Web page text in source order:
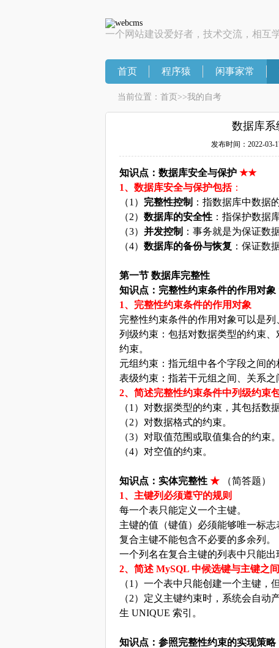
一个网站建设爱好者，技术交流，相互
首页 程序猿 闲事家常
当前位置： 首页 >>我的自考
数据库系
发布时间：2022-03-
知识点：数据库安全与保护 ★★
1、数据库安全与保护包括：
（1） 完整性控制 ：指数据库中数据
（2）数据库的安全性 ：指保护数据
（3）并发控制 ：事务就是为保证数
（4）数据库的备份与恢复 ：保证数
第一节数据库完整性
知识点：完整性约束条件的作用对象
1、完整性约束条件的作用对象
完整性约束条件的作用对象可以是列
列级约束：包括对数据类型的约束
约束。
元组约束：指元组中各个字段之间的
表级约束：指若干元组之间、关系之
2、简述完整性约束条件中列级约束
（1）对数据类型的约束，其包括数
（2）对数据格式的约束。
（3）对取值范围或取值集合的约束。
（4）对空值的约束。
知识点：实体完整性 ★
（简答题）
1、主键列必须遵守的规则
每一个表只能定义一个主键。
主键的值（键值）必须能够唯一标
复合主键不能包含不必要的多余列。
一个列名在复合主键的列表中只能出
2、简述 MySQL 中候选键与主键之间
（1）一个表中只能创建一个主键，
（2）定义主键约束时，系统会自动
生 UNIQUE 索引。
知识点：参照完整性约束的实现策略